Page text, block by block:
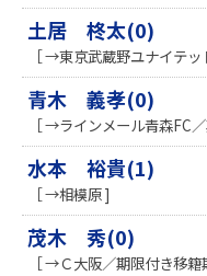
土居 柊太(0)
［ →東京武蔵野ユナイテッ
青木 義孝(0)
［ →ラインメール青森FC
水本 裕貴(1)
［ →相模原 ]
茂木 秀(0)
［ →Ｃ大阪／期限付き移籍